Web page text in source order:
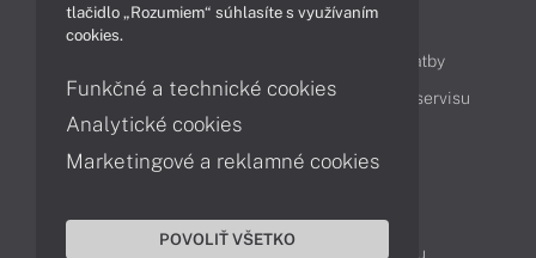
Obsah
Možnosti doručenia a platby
Podpora a servis
Servisné služby Cenník servisu
Kontakty
043 4224 771
Obchodné oddelenie
Reklamácia tovaru
tlačidlo „Rozumiem“ súhlasíte s využívaním
cookies.
Funkčné a technické cookies
Analytické cookies
Marketingové a reklamné cookies
POVOLIŤ VŠETKO